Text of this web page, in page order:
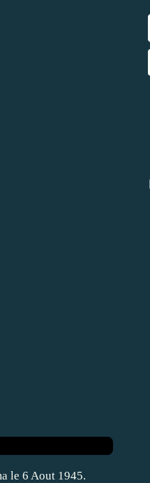
le 6 Aout 1945.